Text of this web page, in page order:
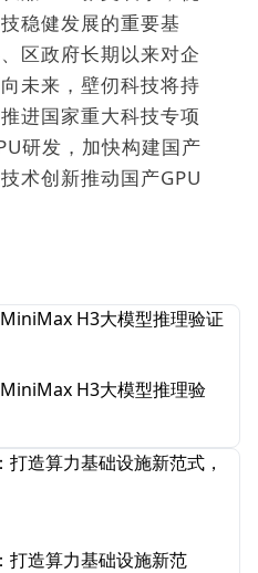
稳健发展的重要基
区政府长期以来对企
未来，壁仞科技将持
进国家重大科技专项
研发，加快构建国产
术创新推动国产GPU
H3大模型推理验
打造算力基础设施新范